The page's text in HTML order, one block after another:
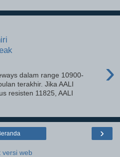
›
dalam range 10900-
terakhir. Jika AALI
resisten 11825, AALI
›
versi web